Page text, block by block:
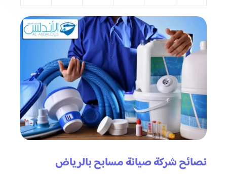
نصائح شركة صيانة مسابح بالرياض